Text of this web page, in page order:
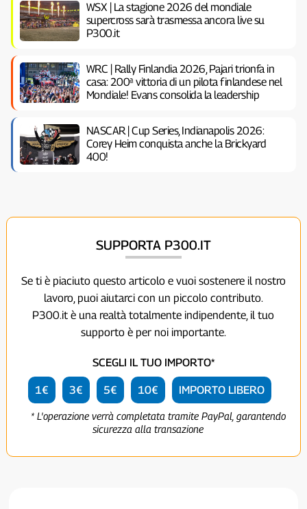
WSX | La stagione 2026 del mondiale
supercross sarà trasmessa ancora live su
P300.it
WRC | Rally Finlandia 2026, Pajari trionfa in
casa: 200ª vittoria di un pilota finlandese nel
Mondiale! Evans consolida la leadership
NASCAR | Cup Series, Indianapolis 2026:
Corey Heim conquista anche la Brickyard
400!
SUPPORTA P300.IT
Se ti è piaciuto questo articolo e vuoi sostenere il nostro
lavoro, puoi aiutarci con un piccolo contributo.
P300.it è una realtà totalmente indipendente, il tuo
supporto è per noi importante.
SCEGLI IL TUO IMPORTO*
1€ 3€ 5€ 10€ IMPORTO LIBERO
* L'operazione verrà completata tramite PayPal, garantendo
sicurezza alla transazione